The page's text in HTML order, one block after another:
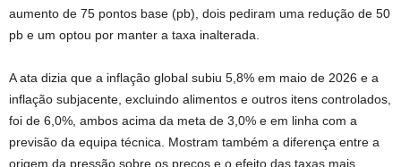
aumento de 75 pontos base (pb), dois pediram uma redução de 50
pb e um optou por manter a taxa inalterada.
A ata dizia que a inflação global subiu 5,8% em maio de 2026 e a
inflação subjacente, excluindo alimentos e outros itens controlados,
foi de 6,0%, ambos acima da meta de 3,0% e em linha com a
previsão da equipa técnica. Mostram também a diferença entre a
origem da pressão sobre os preços e o efeito das taxas mais